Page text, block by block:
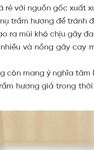
rẻ với nguồn gốc xuất
trầm hương để tránh
ra mùi khó chịu gây
và nồng gây cay
còn mang ý nghĩa tâm
hương giả trong